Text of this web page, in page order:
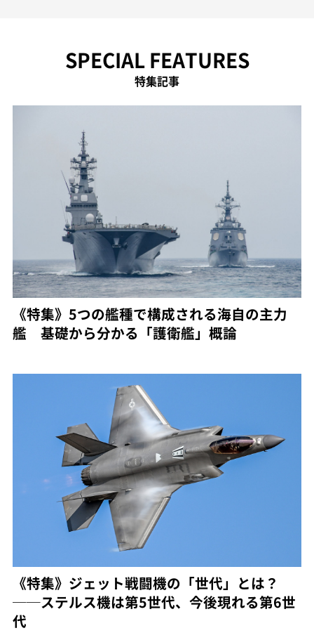
SPECIAL FEATURES
特集記事
《特集》5つの艦種で構成される海自の主力
艦 基礎から分かる「護衛艦」概論
《特集》ジェット戦闘機の「世代」とは？
──ステルス機は第5世代、今後現れる第6世
代